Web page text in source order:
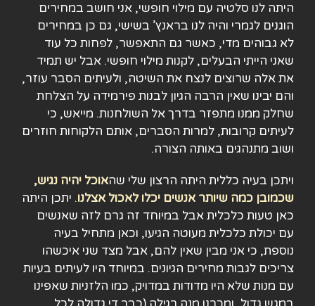
היתה לנו סלטיה עם מילוי חופשי, אני חושב במחירים
הוגנים לגמרי והיה לנו בראנץ’ בשישי, גם כן במחירים
לא גבוהים מדי, כאשר גם התאפשר, לפחות כל עוד
שאני הייתי הבעלים, לקנות מילוי חופשי. אבל יש תמיד
את אלה שרוצים לנצח את השיטה, ולעיתים הסבר עוזר,
והם יבינו שאין הרבה הגיון לבנות פירמידה על הצלחת
שחלק ממנו מתפזר בדרך אל השולחנות. מייאש, כי
לעיתים קרובות, למרות הסברים, אותם הלקוחות חוזרים
ושוב מתנהגים באותה הצורה.
ויתכן בעיה כללית היתה הרצון שלי שהאוכל יהיה נגיש,
שכמובן כמה שיותר אנשים יכלו לאכול אצלנו. יתכן היתה
כאן טעות כלכלית אבל במיוחד זה גרם לזה שאנשים
עם יכולת כלכלית מעוטה הגיעו, וכאן מתחיל בעיה
נוספת, כי אני מבין שאין להם, אבל מצד שני איכשהו
צריכים לגבות מחירים הגיונים. במיוחד היו לעיתים בעיות
עם מנות שלא היו מדודות במדויק, כמו הלזניות שאפינו